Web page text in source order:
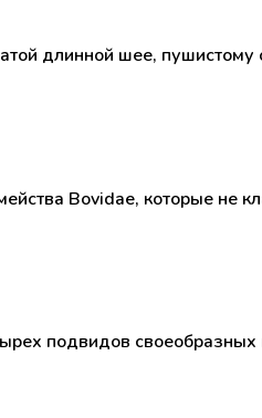
длинной шее,
Bovidae, которые не
подвидов